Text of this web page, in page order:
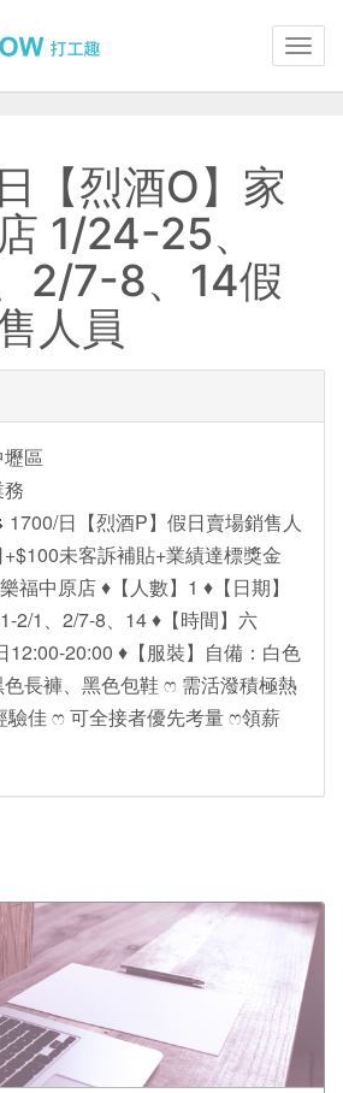
【烈酒O】家
1/24-25、
2/7-8、14假
人員
區
1700/日【烈酒P】假日賣場銷售人
+$100未客訴補貼+業績達標獎金
福中原店 ♦【人數】1 ♦【日期】
2/1、2/7-8、14 ♦【時間】六
12:00-20:00 ♦【服裝】自備：白色
長褲、黑色包鞋 ෆ 需活潑積極熱
驗佳‎ ෆ 可全接者優先考量‎ ෆ領薪